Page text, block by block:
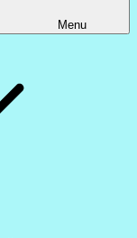
Menu